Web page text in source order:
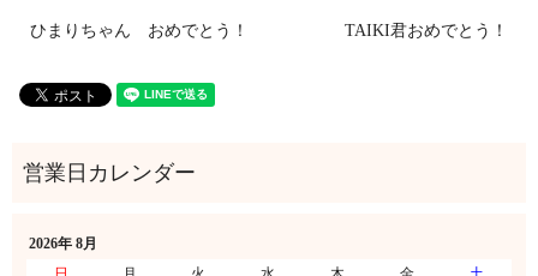
ひまりちゃん おめでとう！ TAIKI君おめでとう！
2026年 8月